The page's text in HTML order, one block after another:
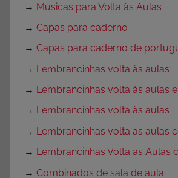
→ Músicas para Volta às Aulas
→ Capas para caderno
→ Capas para caderno de
→ Lembrancinhas volta às aulas
→ Lembrancinhas volta às aulas
→ Lembrancinhas volta às aulas
→ Lembrancinhas volta as aulas
→ Lembrancinhas Volta as Aulas
→ Combinados de sala de aula